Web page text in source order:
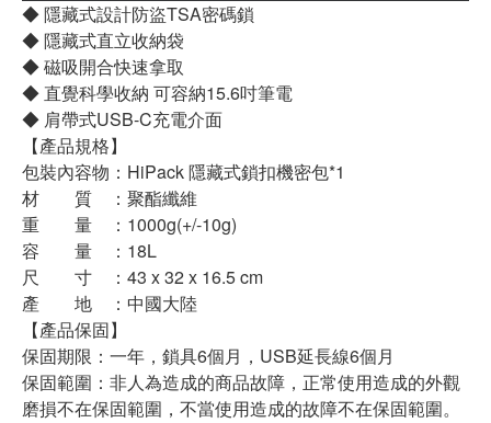
◆ 隱藏式設計防盜TSA密碼鎖
◆ 隱藏式直立收納袋
◆ 磁吸開合快速拿取
◆ 直覺科學收納 可容納15.6吋筆電
◆ 肩帶式USB-C充電介面
【產品規格】
包裝內容物：HiPack 隱藏式鎖扣機密包*1
材 質 ：聚酯纖維
重 量 ：1000g(+/-10g)
容 量 ：18L
尺 寸 ：43 x 32 x 16.5 cm
產 地 ：中國大陸
【產品保固】
保固期限：一年，鎖具6個月，USB延長線6個月
保固範圍：非人為造成的商品故障，正常使用造成的外觀
磨損不在保固範圍，不當使用造成的故障不在保固範圍。